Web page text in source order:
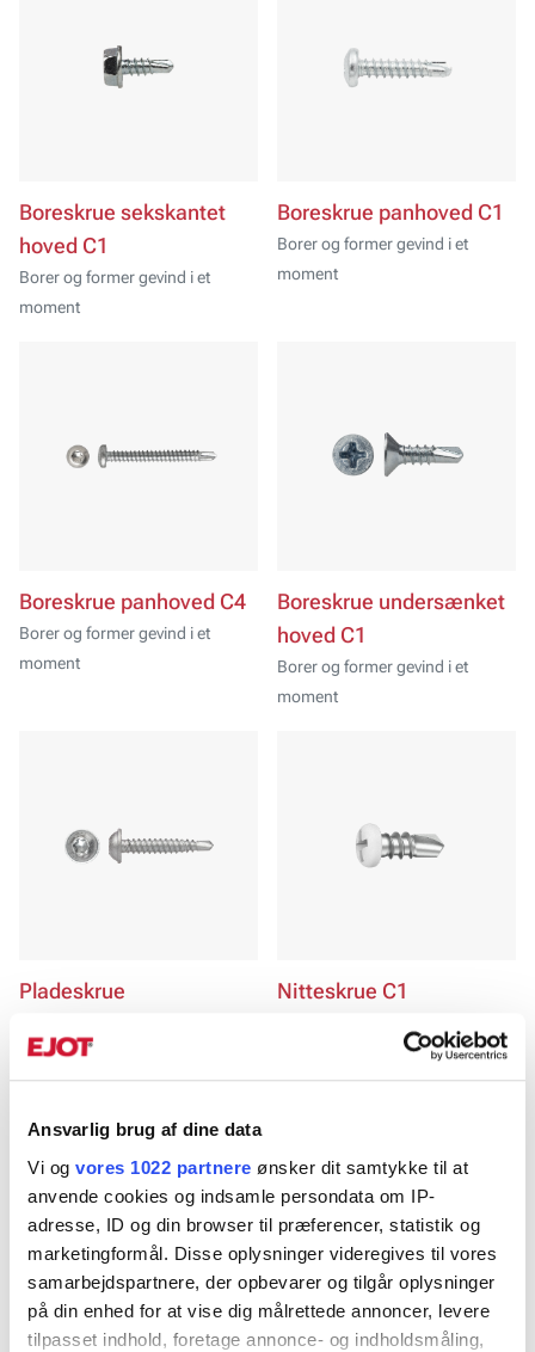
Ansvarlig brug af dine data
Vi og vores 1022 partnere ønsker dit samtykke til at
anvende cookies og indsamle persondata om IP-
adresse, ID og din browser til præferencer, statistik og
marketingformål. Disse oplysninger videregives til vores
samarbejdspartnere, der opbevarer og tilgår oplysninger
på din enhed for at vise dig målrettede annoncer, levere
tilpasset indhold, foretage annonce- og indholdsmåling,
Boreskrue sekskantet
hoved C1
Borer og former gevind i et
moment
Boreskrue panhoved C1
Borer og former gevind i et
moment
Boreskrue panhoved C4
Borer og former gevind i et
moment
Boreskrue undersænket
hoved C1
Borer og former gevind i et
moment
Pladeskrue
rustfri A2
Nitteskrue C1